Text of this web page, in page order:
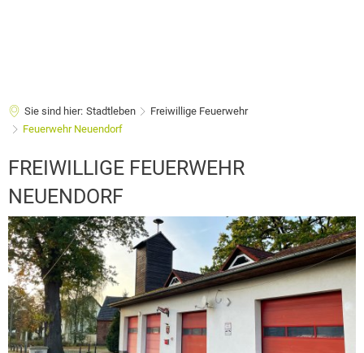
Sie sind hier: Stadtleben
Freiwillige Feuerwehr
Feuerwehr Neuendorf
Feuerwehr
Neuendorf
FREIWILLIGE FEUERWEHR
NEUENDORF